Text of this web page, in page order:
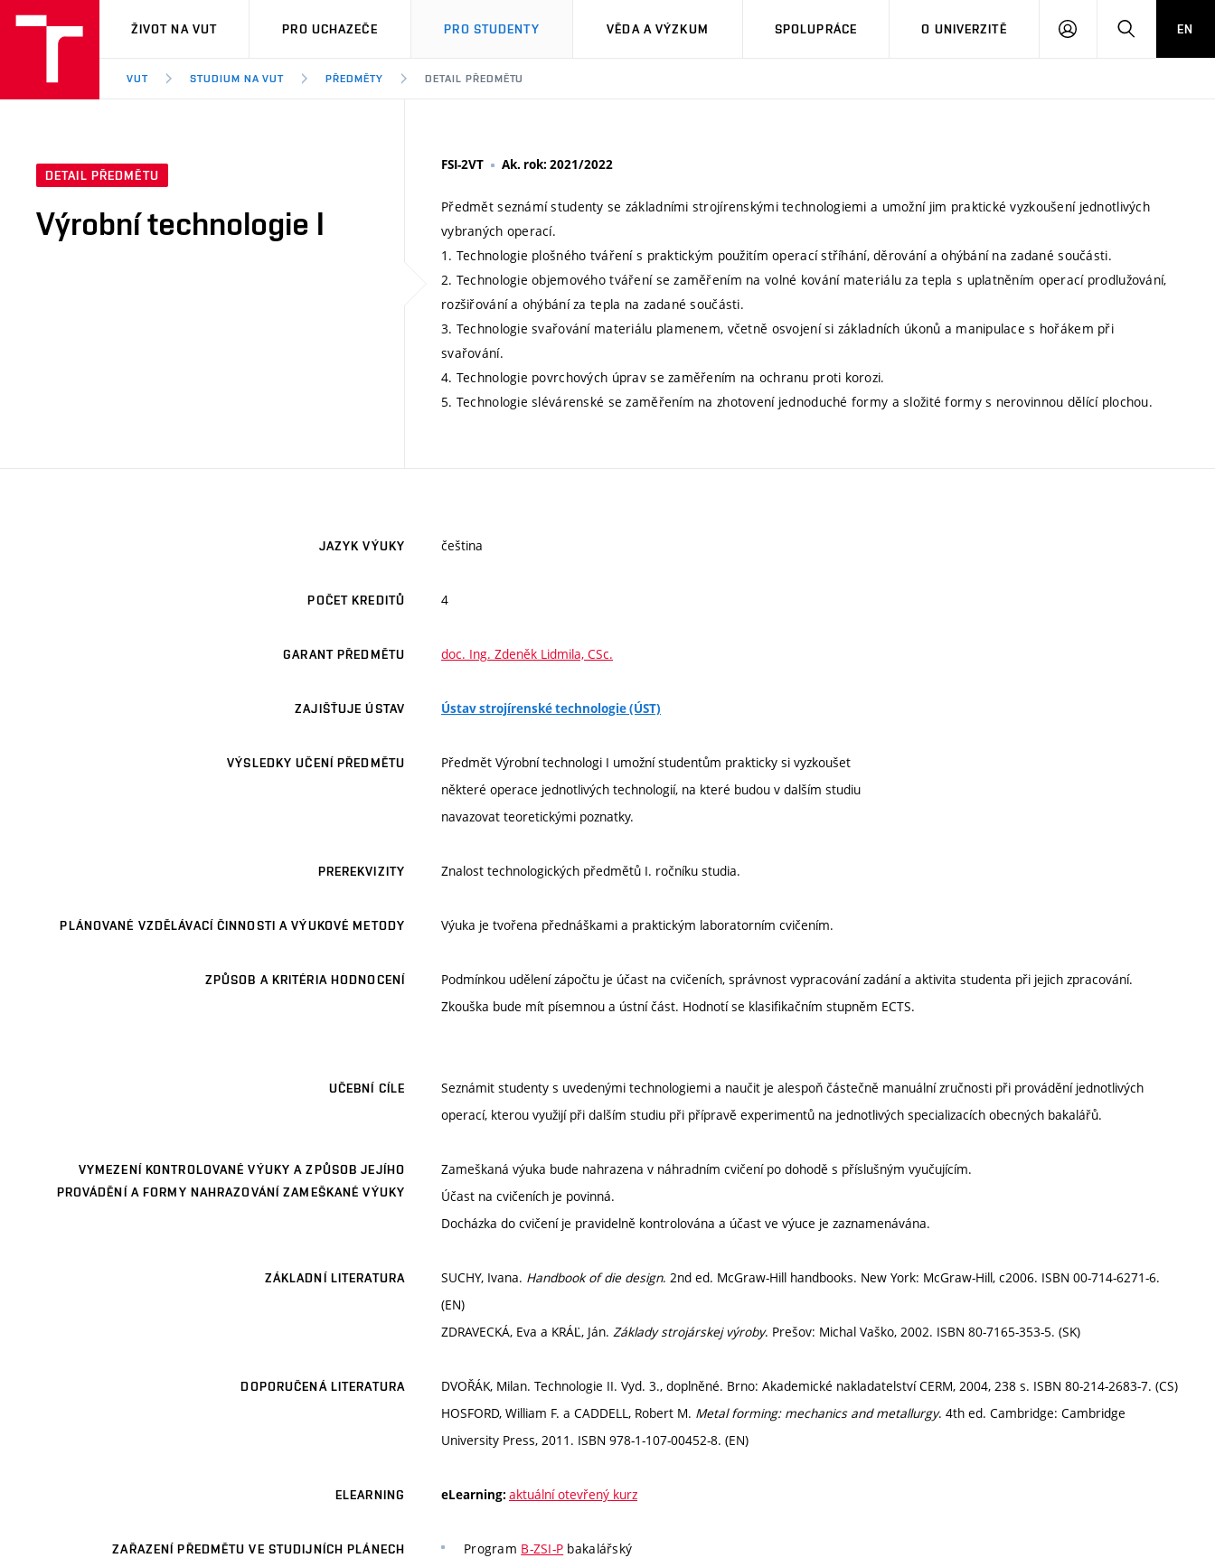
VUT
ŽIVOT NA VUT PRO UCHAZEČE PRO STUDENTY VĚDA A VÝZKUM SPOLUPRÁCE O UNIVERZITĚ
PŘIHLÁSIT HLEDATEN
VUT STUDIUM NA VUT PŘEDMĚTY DETAIL PŘEDMĚTU
DETAIL PŘEDMĚTU
Výrobní technologie I
FSI-2VT Ak. rok: 2021/2022
Předmět seznámí studenty se základními strojírenskými technologiemi a umožní jim praktické vyzkoušení jednotlivých
vybraných operací.
1. Technologie plošného tváření s praktickým použitím operací stříhání, děrování a ohýbání na zadané součásti.
2. Technologie objemového tváření se zaměřením na volné kování materiálu za tepla s uplatněním operací prodlužování,
rozšiřování a ohýbání za tepla na zadané součásti.
3. Technologie svařování materiálu plamenem, včetně osvojení si základních úkonů a manipulace s hořákem při
svařování.
4. Technologie povrchových úprav se zaměřením na ochranu proti korozi.
5. Technologie slévárenské se zaměřením na zhotovení jednoduché formy a složité formy s nerovinnou dělící plochou.
JAZYK VÝUKY čeština
POČET KREDITŮ 4
GARANT PŘEDMĚTU doc. Ing. Zdeněk Lidmila, CSc.
ZAJIŠŤUJE ÚSTAV Ústav strojírenské technologie (ÚST)
VÝSLEDKY UČENÍ PŘEDMĚTU
Předmět Výrobní technologi I umožní studentům prakticky si vyzkoušet
některé operace jednotlivých technologií, na které budou v dalším studiu
navazovat teoretickými poznatky.
PREREKVIZITY Znalost technologických předmětů I. ročníku studia.
PLÁNOVANÉ VZDĚLÁVACÍ ČINNOSTI A VÝUKOVÉ METODY Výuka je tvořena přednáškami a praktickým laboratorním cvičením.
ZPŮSOB A KRITÉRIA HODNOCENÍ
Podmínkou udělení zápočtu je účast na cvičeních, správnost vypracování zadání a aktivita studenta při jejich zpracování.
Zkouška bude mít písemnou a ústní část. Hodnotí se klasifikačním stupněm ECTS.
UČEBNÍ CÍLE
Seznámit studenty s uvedenými technologiemi a naučit je alespoň částečně manuální zručnosti při provádění jednotlivých
operací, kterou využijí při dalším studiu při přípravě experimentů na jednotlivých specializacích obecných bakalářů.
VYMEZENÍ KONTROLOVANÉ VÝUKY A ZPŮSOB JEJÍHO
PROVÁDĚNÍ A FORMY NAHRAZOVÁNÍ ZAMEŠKANÉ VÝUKY
Zameškaná výuka bude nahrazena v náhradním cvičení po dohodě s příslušným vyučujícím.
Účast na cvičeních je povinná.
Docházka do cvičení je pravidelně kontrolována a účast ve výuce je zaznamenávána.
ZÁKLADNÍ LITERATURA SUCHY, Ivana. Handbook of die design. 2nd ed. McGraw-Hill handbooks. New York: McGraw-Hill, c2006. ISBN 00-714-6271-6.
(EN)
ZDRAVECKÁ, Eva a KRÁĽ, Ján. Základy strojárskej výroby. Prešov: Michal Vaško, 2002. ISBN 80-7165-353-5. (SK)
DOPORUČENÁ LITERATURA
DVOŘÁK, Milan. Technologie II. Vyd. 3., doplněné. Brno: Akademické nakladatelství CERM, 2004, 238 s. ISBN 80-214-2683-7. (CS)
HOSFORD, William F. a CADDELL, Robert M. Metal forming: mechanics and metallurgy. 4th ed. Cambridge: Cambridge
University Press, 2011. ISBN 978-1-107-00452-8. (EN)
ELEARNING eLearning: aktuální otevřený kurz
ZAŘAZENÍ PŘEDMĚTU VE STUDIJNÍCH PLÁNECH Program B-ZSI-P bakalářský